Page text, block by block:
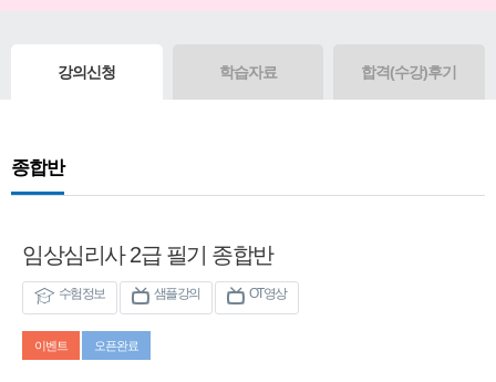
강의신청 학습자료 합격(수강)후기
종합반
임상심리사 2급 필기 종합반
수험정보 샘플강의 OT영상
이벤트 오픈완료